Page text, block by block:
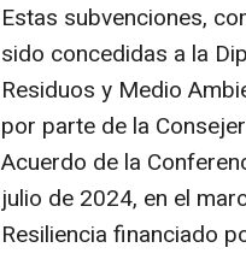
Estas subvenciones,
sido concedidas a la
Residuos y Medio
por parte de la
Acuerdo de la
julio de 2024, en el
Resiliencia financiado